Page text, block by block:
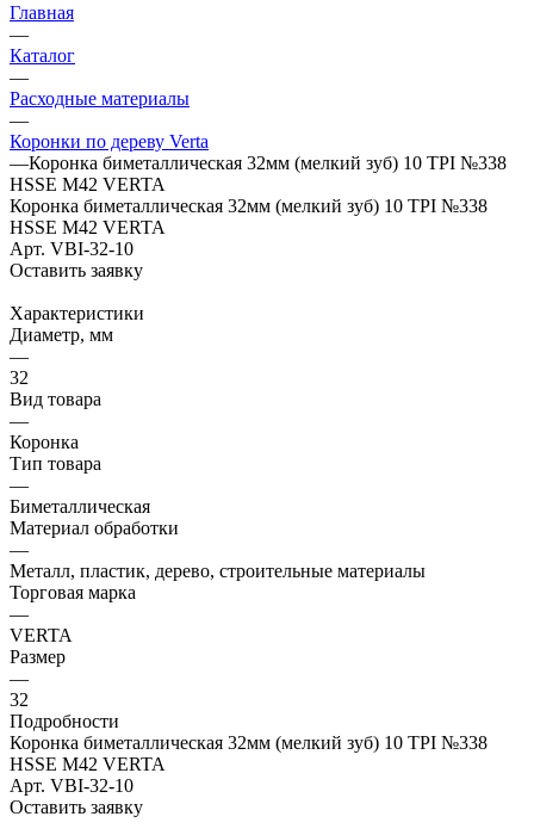
Главная
—
Каталог
—
Расходные материалы
—
Коронки по дереву Verta
—Коронка биметаллическая 32мм (мелкий зуб) 10 TPI №338
HSSE М42 VERTA
Коронка биметаллическая 32мм (мелкий зуб) 10 TPI №338
HSSE М42 VERTA
Арт. VBI-32-10
Оставить заявку
Характеристики
Диаметр, мм
—
32
Вид товара
—
Коронка
Тип товара
—
Биметаллическая
Материал обработки
—
Металл, пластик, дерево, строительные материалы
Торговая марка
—
VERTA
Размер
—
32
Подробности
Коронка биметаллическая 32мм (мелкий зуб) 10 TPI №338
HSSE М42 VERTA
Арт. VBI-32-10
Оставить заявку